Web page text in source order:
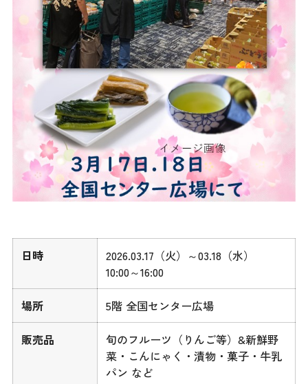
日時
2026.03.17（火）～03.18（水）
10:00～16:00
場所 5階 全国センター広場
販売品
旬のフルーツ（りんご等）&新鮮野
菜・こんにゃく・漬物・菓子・牛乳
パン など